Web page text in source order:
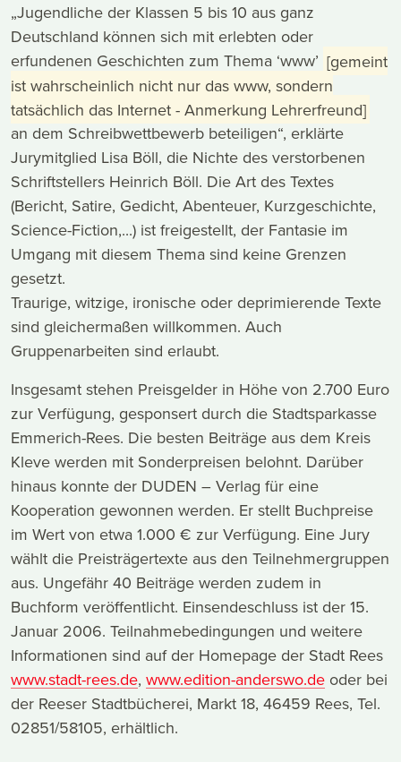
„Jugendliche der Klassen 5 bis 10 aus ganz
Deutschland können sich mit erlebten oder
erfundenen Geschichten zum Thema ‘www’ [gemeint
ist wahrscheinlich nicht nur das www, sondern
tatsächlich das Internet - Anmerkung Lehrerfreund]
an dem Schreibwettbewerb beteiligen“, erklärte
Jurymitglied Lisa Böll, die Nichte des verstorbenen
Schriftstellers Heinrich Böll. Die Art des Textes
(Bericht, Satire, Gedicht, Abenteuer, Kurzgeschichte,
Science-Fiction,...) ist freigestellt, der Fantasie im
Umgang mit diesem Thema sind keine Grenzen
gesetzt.
Traurige, witzige, ironische oder deprimierende Texte
sind gleichermaßen willkommen. Auch
Gruppenarbeiten sind erlaubt.
Insgesamt stehen Preisgelder in Höhe von 2.700 Euro
zur Verfügung, gesponsert durch die Stadtsparkasse
Emmerich-Rees. Die besten Beiträge aus dem Kreis
Kleve werden mit Sonderpreisen belohnt. Darüber
hinaus konnte der DUDEN – Verlag für eine
Kooperation gewonnen werden. Er stellt Buchpreise
im Wert von etwa 1.000 € zur Verfügung. Eine Jury
wählt die Preisträgertexte aus den Teilnehmergruppen
aus. Ungefähr 40 Beiträge werden zudem in
Buchform veröffentlicht. Einsendeschluss ist der 15.
Januar 2006. Teilnahmebedingungen und weitere
Informationen sind auf der Homepage der Stadt Rees
www.stadt-rees.de, www.edition-anderswo.de oder bei
der Reeser Stadtbücherei, Markt 18, 46459 Rees, Tel.
02851/58105, erhältlich.